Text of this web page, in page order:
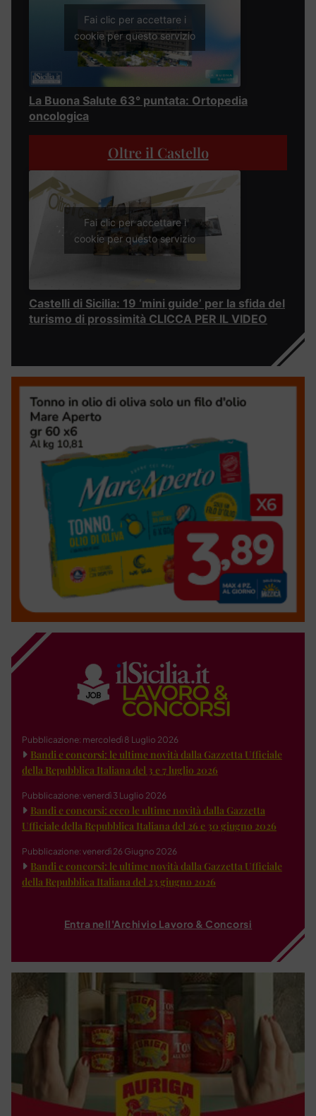
Fai clic per accettare i
cookie per questo servizio
La Buona Salute 63° puntata: Ortopedia
oncologica
Oltre il Castello
Fai clic per accettare i
cookie per questo servizio
Castelli di Sicilia: 19 ‘mini guide’ per la sfida del
turismo di prossimità CLICCA PER IL VIDEO
Pubblicazione: mercoledì 8 Luglio 2026
Bandi e concorsi: le ultime novità dalla Gazzetta Ufficiale
della Repubblica Italiana del 3 e 7 luglio 2026
Pubblicazione: venerdì 3 Luglio 2026
Bandi e concorsi: ecco le ultime novità dalla Gazzetta
Ufficiale della Repubblica Italiana del 26 e 30 giugno 2026
Pubblicazione: venerdì 26 Giugno 2026
Bandi e concorsi: le ultime novità dalla Gazzetta Ufficiale
della Repubblica Italiana del 23 giugno 2026
Entra nell'Archivio Lavoro & Concorsi